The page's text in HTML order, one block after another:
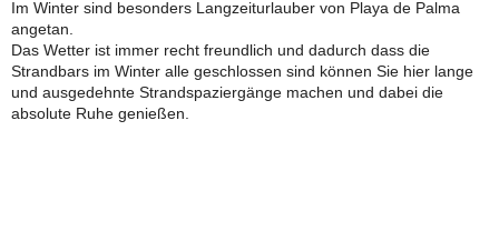
Im Winter sind besonders Langzeiturlauber von Playa de Palma
angetan.
Das Wetter ist immer recht freundlich und dadurch dass die
Strandbars im Winter alle geschlossen sind können Sie hier lange
und ausgedehnte Strandspaziergänge machen und dabei die
absolute Ruhe genießen.